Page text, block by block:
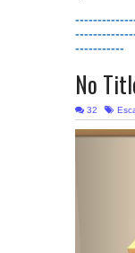
-----------
No
32